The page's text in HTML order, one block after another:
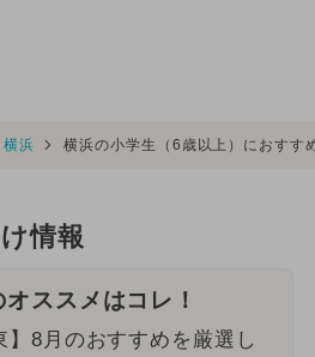
横浜 横浜の小学生（6歳以上）におすす
情報
ススメはコレ！
】8月のおすすめを厳選し